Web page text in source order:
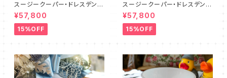
スージークーパー・ドレスデンス
プレイ・ティーフォーツー・セット
PLUS（SCDR6001）
¥57,800
15%OFF
スージークーパー・ドレスデンス
プレイ・フルセット（ピンク）SCD
R9003
¥57,800
15%OFF